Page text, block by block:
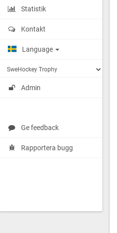
Statistik
Kontakt
Language
Admin
Ge feedback
Rapportera bugg